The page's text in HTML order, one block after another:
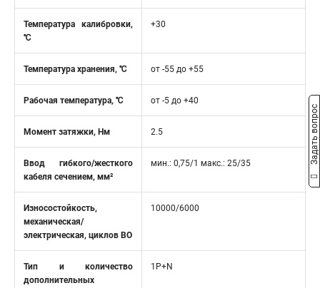
Температура калибровки,
℃
+30
Температура хранения, ℃ от -55 до +55
Рабочая температура, ℃ от -5 до +40
Момент затяжки, Нм 2.5
Ввод гибкого/жесткого
кабеля сечением, мм²
мин.: 0,75/1 макс.: 25/35
Износостойкость,
механическая/
электрическая, циклов ВО
10000/6000
Тип и количество
дополнительных
1P+N
Задать вопрос